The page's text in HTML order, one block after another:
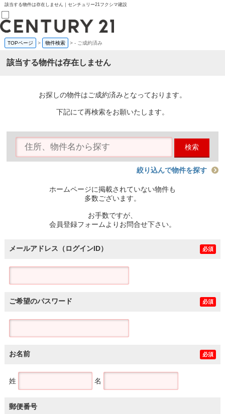
該当する物件は存在しません｜センチュリー21フクシマ建設
売買部
0120-800-844
賃貸部
会員メニュー
物件を探す
購入TOP
条件から探す
住宅ローン控除シミュレータ
TOPページ > 物件検索 >- ご成約済み
該当する物件は存在しません
お探しの物件はご成約済みとなっております。
下記にて再検索をお願いたします。
検索
絞り込んで物件を探す
ホームページに掲載されていない物件も
多数ございます。
お手数ですが、
会員登録フォームよりお問合せ下さい。
メールアドレス（ログインID） 必須
ご希望のパスワード 必須
お名前 必須
姓 名
郵便番号